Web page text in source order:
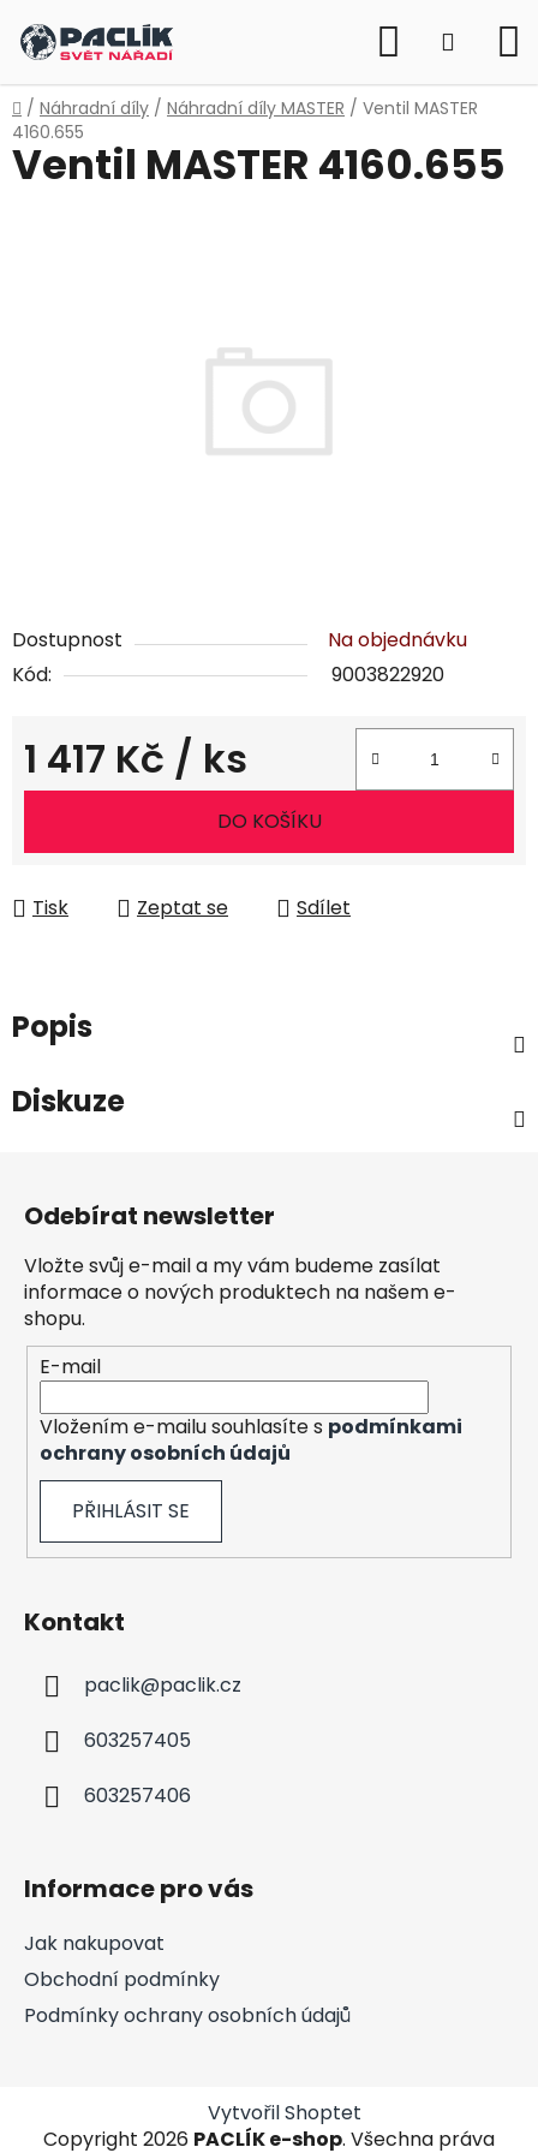
na
obsah
Hledat
KOŠÍK
Domů
/ Náhradní díly / Náhradní díly MASTER / Ventil MASTER
4160.655
Dostupnost
Na objednávku
Kód:
9003822920
1 417 Kč / ks
Měrná cena:
DO KOŠÍKU
Tisk Zeptat se Sdílet
Ventil MASTER 4160.655
Popis
Diskuze
Odebírat newsletter
Vložte svůj e-mail a my vám budeme zasílat
informace o nových produktech na našem e-
shopu.
E-mail
Vložením e-mailu souhlasíte s podmínkami
ochrany osobních údajů
PŘIHLÁSIT SE
Kontakt
paclik@paclik.cz
603257405
603257406
Informace pro vás
Jak nakupovat
Obchodní podmínky
Podmínky ochrany osobních údajů
Vytvořil Shoptet
Copyright 2026 PACLÍK e-shop. Všechna práva